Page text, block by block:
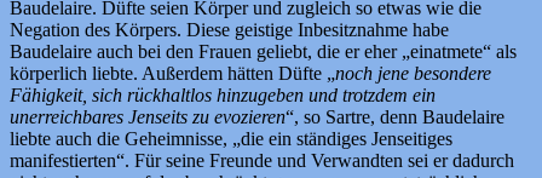
Baudelaire. Düfte seien Körper und zugleich so etwas wie die
Negation des Körpers. Diese geistige Inbesitznahme habe
Baudelaire auch bei den Frauen geliebt, die er eher „einatmete“ als
körperlich liebte. Außerdem hätten Düfte „noch jene besondere
Fähigkeit, sich rückhaltlos hinzugeben und trotzdem ein
unerreichbares Jenseits zu evozieren“, so Sartre, denn Baudelaire
liebte auch die Geheimnisse, „die ein ständiges Jenseitiges
manifestierten“. Für seine Freunde und Verwandten sei er dadurch